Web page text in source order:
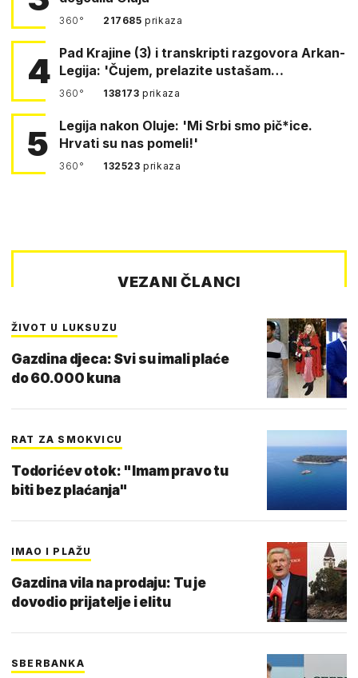
360° 217685prikaza
4 Pad Krajine (3) i transkripti razgovora Arkan-
Legija: 'Čujem, prelazite ustašam…
360° 138173prikaza
5
Legija nakon Oluje: 'Mi Srbi smo pič*ice.
Hrvati su nas pomeli!'
360° 132523prikaza
VEZANI ČLANCI
ŽIVOT U LUKSUZU
Gazdina djeca: Svi su imali plaće
do 60.000 kuna
RAT ZA SMOKVICU
Todorićev otok: "Imam pravo tu
biti bez plaćanja"
IMAO I PLAŽU
Gazdina vila na prodaju: Tu je
dovodio prijatelje i elitu
SBERBANKA